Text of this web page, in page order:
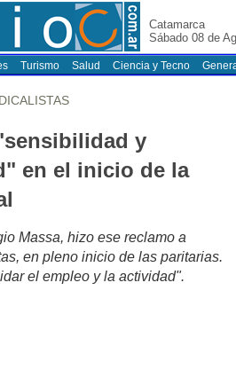
Catamarca
Sábado 08 de
Turismo Salud Ciencia y Tecno
y
en el inicio de la
Massa, hizo ese reclamo a
en pleno inicio de las paritarias.
el empleo y la actividad".